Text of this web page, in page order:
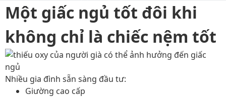
Một giấc ngủ tốt đôi khi
không chỉ là chiếc nệm tốt
Nhiều gia đình sẵn sàng đầu tư:
Giường cao cấp